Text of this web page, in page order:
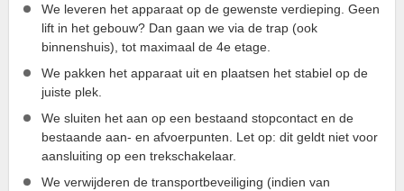
We leveren het apparaat op de gewenste verdieping. Geen
lift in het gebouw? Dan gaan we via de trap (ook
binnenshuis), tot maximaal de 4e etage.
We pakken het apparaat uit en plaatsen het stabiel op de
juiste plek.
We sluiten het aan op een bestaand stopcontact en de
bestaande aan- en afvoerpunten. Let op: dit geldt niet voor
aansluiting op een trekschakelaar.
We verwijderen de transportbeveiliging (indien van